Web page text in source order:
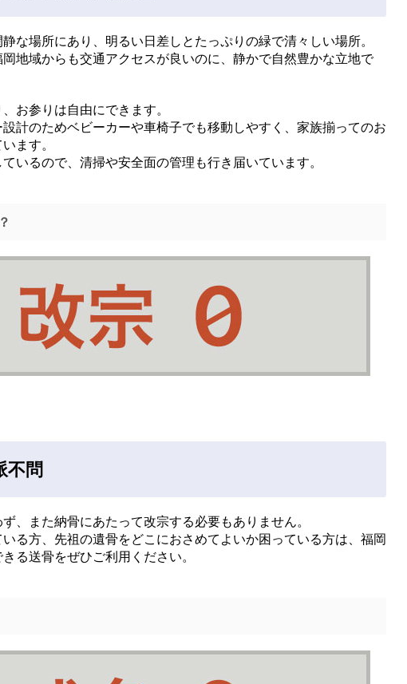
な場所にあり、明るい日差しとたっぷりの緑で清々しい場所。
地域からも交通アクセスが良いのに、静かで自然豊かな立地で
お参りは自由にできます。
計のためベビーカーや車椅子でも移動しやすく、家族揃ってのお
ます。
いるので、清掃や安全面の管理も行き届いています。
不問
、また納骨にあたって改宗する必要もありません。
る方、先祖の遺骨をどこにおさめてよいか困っている方は、福岡
る送骨をぜひご利用ください。